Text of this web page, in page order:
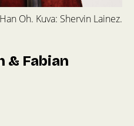
Oh. Kuva: Shervin Lainez.
& Fabian